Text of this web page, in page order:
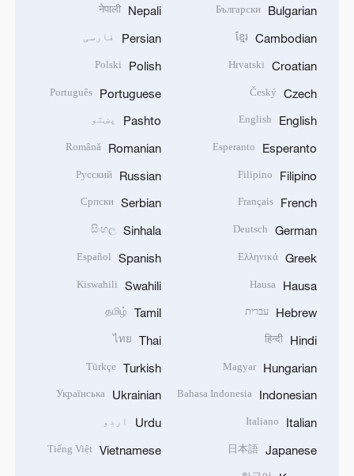
Bulgarian
Български
Cambodian
ខ្មែរ
Croatian
Hrvatski
Czech
Český
English
English
Esperanto
Esperanto
Filipino
Filipino
French
Français
German
Deutsch
Greek
Ελληνικά
Hausa
Hausa
Hebrew עברית
Hindi
हिन्दी
Hungarian
Magyar
Indonesian
Bahasa Indonesia
Italian
Italiano
Japanese
日本語
Nepali
नेपाली
Persian فارسی
Polish
Polski
Portuguese
Português
Pashto پښتو
Romanian
Română
Russian
Русский
Serbian
Српски
Sinhala
සිංහල
Spanish
Español
Swahili
Kiswahili
Tamil
தமிழ்
Thai
ไทย
Turkish
Türkçe
Ukrainian
Українська
Urdu اردو
Vietnamese
Tiếng Việt